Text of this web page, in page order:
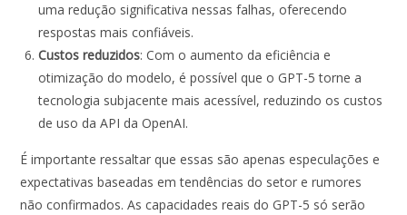
uma redução significativa nessas falhas, oferecendo
respostas mais confiáveis.
Custos reduzidos: Com o aumento da eficiência e
otimização do modelo, é possível que o GPT-5 torne a
tecnologia subjacente mais acessível, reduzindo os custos
de uso da API da OpenAI.
É importante ressaltar que essas são apenas especulações e
expectativas baseadas em tendências do setor e rumores
não confirmados. As capacidades reais do GPT-5 só serão